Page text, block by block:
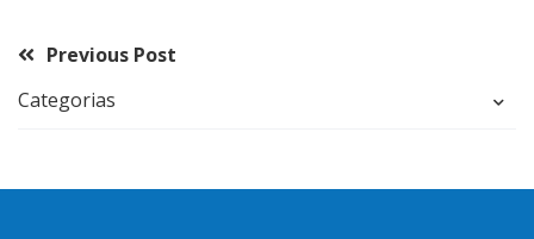
Previous Post
Categorias